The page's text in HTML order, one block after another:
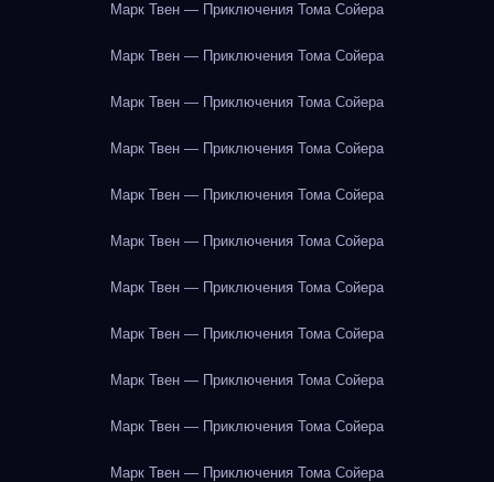
Марк Твен — Приключения Тома Сойера
Марк Твен — Приключения Тома Сойера
Марк Твен — Приключения Тома Сойера
Марк Твен — Приключения Тома Сойера
Марк Твен — Приключения Тома Сойера
Марк Твен — Приключения Тома Сойера
Марк Твен — Приключения Тома Сойера
Марк Твен — Приключения Тома Сойера
Марк Твен — Приключения Тома Сойера
Марк Твен — Приключения Тома Сойера
Марк Твен — Приключения Тома Сойера